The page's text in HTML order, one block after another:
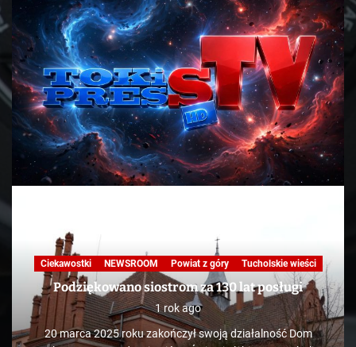
Ciekawostki NEWSROOM Powiat z góry Tucholskie wieści
Podziękowano siostrom za 130 lat posługi
1 rok ago
20 marca 2025 roku zakończył swoją działalność Dom